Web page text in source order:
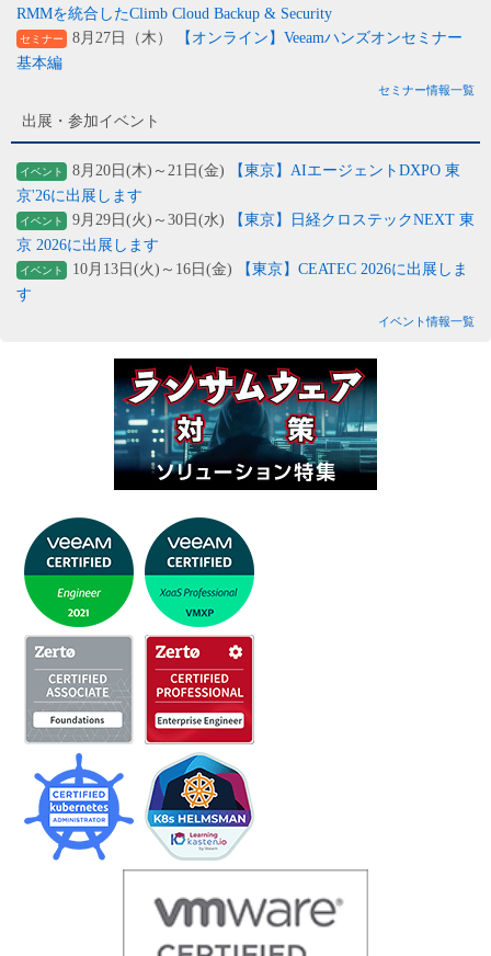
RMMを統合したClimb Cloud Backup & Security
セミナー 8月27日（木）
【オンライン】Veeamハンズオンセミナー
基本編
セミナー情報一覧
出展・参加イベント
イベント 8月20日(木)～21日(金)
【東京】AIエージェントDXPO 東
京'26に出展します
イベント 9月29日(火)～30日(水)
【東京】日経クロステックNEXT 東
京 2026に出展します
イベント 10月13日(火)～16日(金)
【東京】CEATEC 2026に出展しま
す
イベント情報一覧